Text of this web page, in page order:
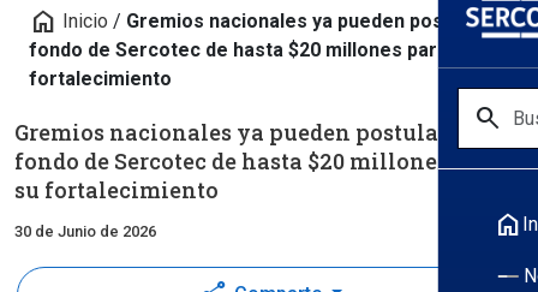
search
home
home Inicio / Gremios nacionales ya pueden postular a
fondo de Sercotec de hasta $20 millones para su
fortalecimiento
Gremios nacionales ya pueden postular a
fondo de Sercotec de hasta $20 millones para
su fortalecimiento
30 de Junio de 2026